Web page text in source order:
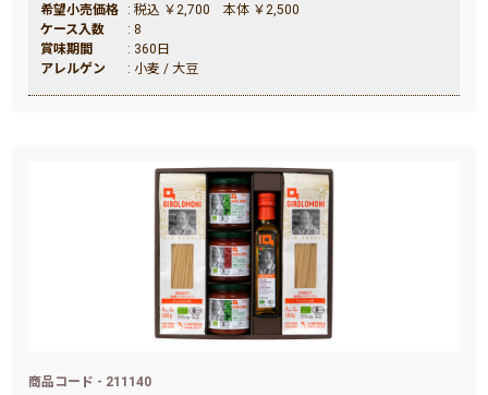
希望小売価格
: 税込 ￥2,700 本体 ￥2,500
ケース入数
: 8
賞味期間
: 360日
アレルゲン
: 小麦 / 大豆
商品コード - 211140